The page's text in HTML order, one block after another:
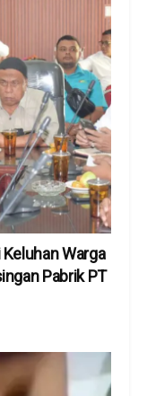
Warga
Pabrik PT